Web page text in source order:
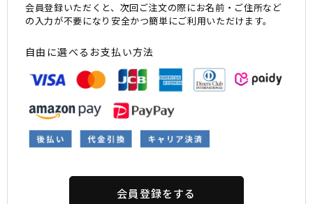
ムラサキスポーツ 公式アプリ
ポイント・クーポンもこのアプリで！
会員登録いただくと、次回ご注文の際にお名前・ご住所など
の入力が不要になり安全かつ簡単にご利用いただけます。
自由に選べるお支払い方法
会員登録をする